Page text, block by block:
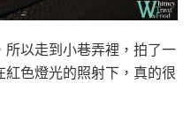
以走到小巷弄裡，拍了一
色燈光的照射下，真的很